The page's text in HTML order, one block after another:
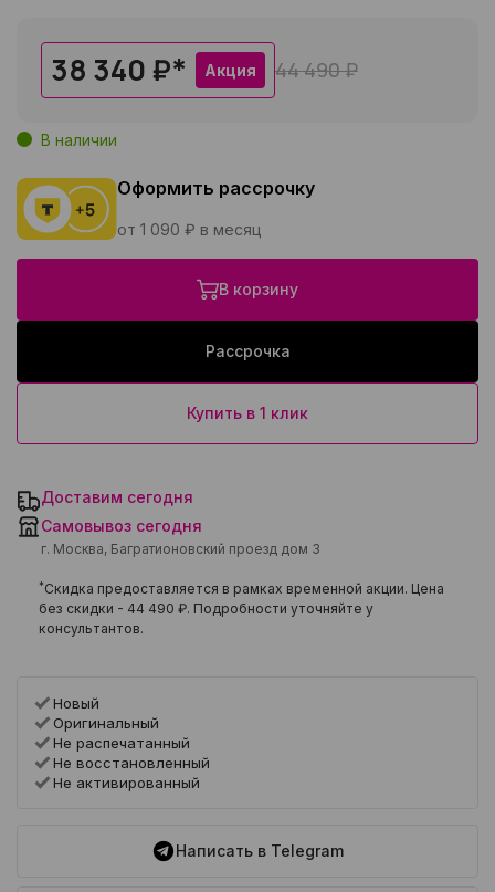
38 340 ₽* Акция 44 490 ₽
В наличии
Оформить рассрочку
от 1 090 ₽ в месяц
В корзину
Рассрочка
Купить в 1 клик
Доставим сегодня
Самовывоз сегодня
г. Москва, Багратионовский проезд дом 3
*Скидка предоставляется в рамках временной акции. Цена
без скидки - 44 490 ₽. Подробности уточняйте у
консультантов.
Новый
Оригинальный
Не распечатанный
Не восстановленный
Не активированный
Написать в Telegram